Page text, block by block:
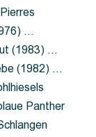
…
(1983) …
(1982) …
Panther